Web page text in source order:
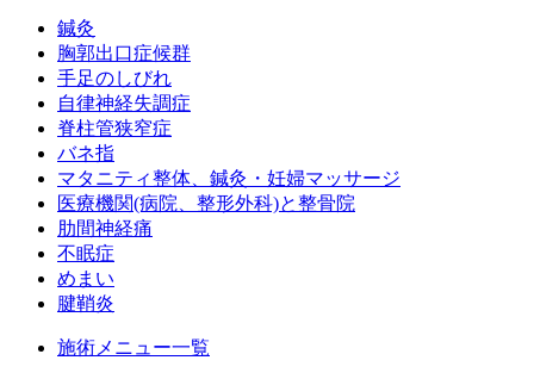
鍼灸
胸郭出口症候群
手足のしびれ
自律神経失調症
脊柱管狭窄症
バネ指
マタニティ整体、鍼灸・妊婦マッサージ
医療機関(病院、整形外科)と整骨院
肋間神経痛
不眠症
めまい
腱鞘炎
施術メニュー一覧